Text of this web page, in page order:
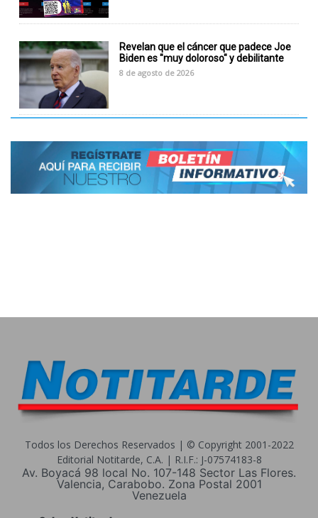
Revelan que el cáncer que padece Joe
Biden es "muy doloroso" y debilitante
8 de agosto de 2026
Todos los Derechos Reservados | © Copyright 2001-2022
Editorial Notitarde, C.A. | R.I.F.: J-07574183-8
Av. Boyacá 98 local No. 107-148 Sector Las Flores.
Valencia, Carabobo. Zona Postal 2001
Venezuela